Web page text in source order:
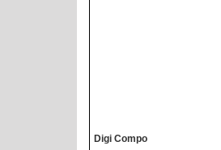
Digi Compo